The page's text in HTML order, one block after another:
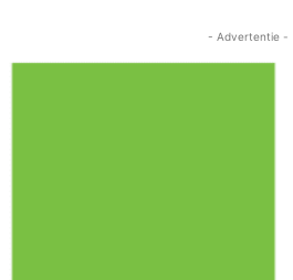
- Advertentie -